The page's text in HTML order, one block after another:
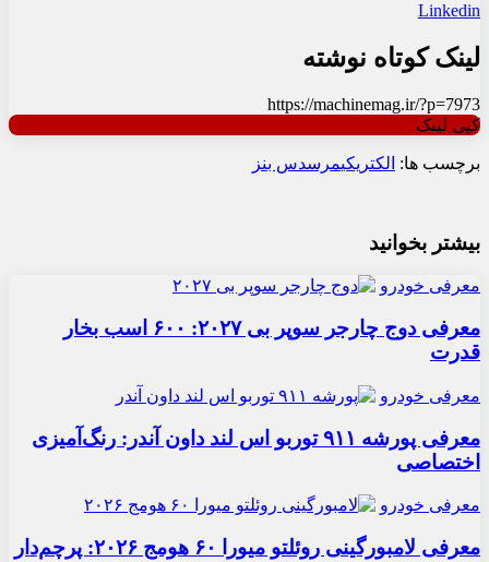
Linkedin
لینک کوتاه نوشته
https://machinemag.ir/?p=7973
کپی لینک
برچسب ها: الکتریکیمرسدس بنز
بیشتر بخوانید
معرفی خودرو
معرفی دوج چارجر سوپر بی ۲۰۲۷: ۶۰۰ اسب بخار
قدرت
معرفی خودرو
معرفی پورشه ۹۱۱ توربو اس لند داون آندر: رنگ‌آمیزی
اختصاصی
معرفی خودرو
معرفی لامبورگینی روئلتو میورا ۶۰ هومج ۲۰۲۶: پرچم‌دار